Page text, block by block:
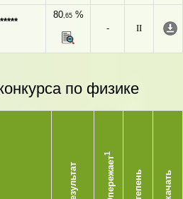
80,65%
-
II
по физике
Результат Опережает
1
Степень Скачать